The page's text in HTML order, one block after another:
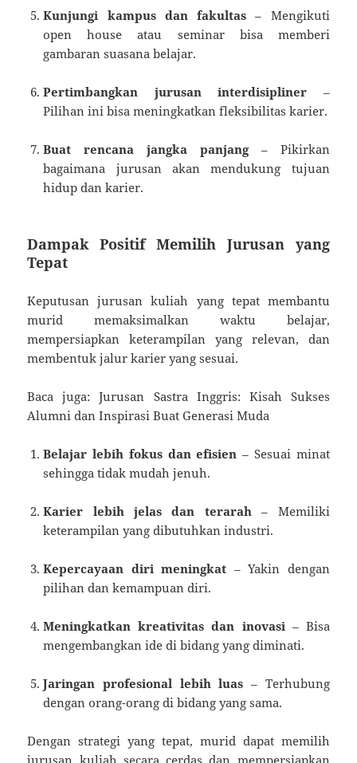
Kunjungi kampus dan fakultas – Mengikuti
open house atau seminar bisa memberi
gambaran suasana belajar.
Pertimbangkan jurusan interdisipliner –
Pilihan ini bisa meningkatkan fleksibilitas karier.
Buat rencana jangka panjang– Pikirkan
bagaimana jurusan akan mendukung tujuan
hidup dan karier.
Dampak Positif Memilih Jurusan yang
Tepat
Keputusan jurusan kuliah yang tepat membantu
murid memaksimalkan waktu belajar,
mempersiapkan keterampilan yang relevan, dan
membentuk jalur karier yang sesuai.
Baca juga: Jurusan Sastra Inggris: Kisah Sukses
Alumni dan Inspirasi Buat Generasi Muda
Belajar lebih fokus dan efisien – Sesuai minat
sehingga tidak mudah jenuh.
Karier lebih jelas dan terarah – Memiliki
keterampilan yang dibutuhkan industri.
Kepercayaan diri meningkat – Yakin dengan
pilihan dan kemampuan diri.
Meningkatkan kreativitas dan inovasi – Bisa
mengembangkan ide di bidang yang diminati.
Jaringan profesional lebih luas – Terhubung
dengan orang-orang di bidang yang sama.
Dengan strategi yang tepat, murid dapat memilih
jurusan kuliah secara cerdas dan mempersiapkan